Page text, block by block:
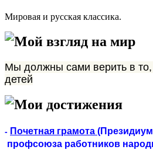
Мировая и русская классика.
Мой взгляд на мир
Мы должны сами верить в
детей
Мои достижения
- Почетная грамота (Президиум
профсоюза работников